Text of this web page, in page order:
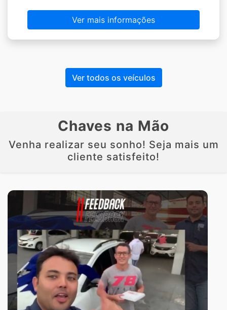
Ver mais informações
Ver todos os veículos
Chaves na Mão
Venha realizar seu sonho! Seja mais um
cliente satisfeito!